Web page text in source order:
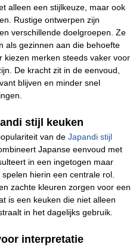
alleen een stijlkeuze, maar ook
Rustige ontwerpen zijn
verschillende doelgroepen. Ze
als gezinnen aan die behoefte
kiezen merken steeds vaker voor
De kracht zit in de eenvoud,
blijven en minder snel
stijl keuken
van de Japandi stijl
Japanse eenvoud met
in een ingetogen maar
hierin een centrale rol.
zachte kleuren zorgen voor een
is een keuken die niet alleen
in het dagelijks gebruik.
interpretatie